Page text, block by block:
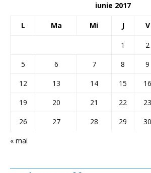
iunie 2017
L Ma Mi J V
« mai
1 2
5
6 7 8 9
12
13 14 15 16
19
20 21 22 23
26
27 28 29 30